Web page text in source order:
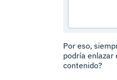
Por eso,
podría enlazar
contenido?